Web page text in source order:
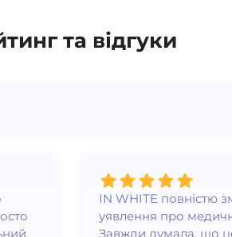
та відгуки
IN WHITE повністю
уявлення про
Завжди думала, що